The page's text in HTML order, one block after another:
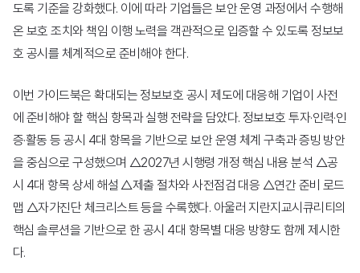
스팸메일 동향 분석
보안 라이브러리
공지사항
뉴스
이벤트
홍보영상
도록 기준을 강화했다. 이에 따라 기업들은 보안 운영 과정에서 수행해
온 보호 조치와 책임 이행 노력을 객관적으로 입증할 수 있도록 정보보
호 공시를 체계적으로 준비해야 한다.
이번 가이드북은 확대되는 정보보호 공시 제도에 대응해 기업이 사전
에 준비해야 할 핵심 항목과 실행 전략을 담았다. 정보보호 투자·인력·인
증·활동 등 공시 4대 항목을 기반으로 보안 운영 체계 구축과 증빙 방안
을 중심으로 구성했으며 △2027년 시행령 개정 핵심 내용 분석 △공
시 4대 항목 상세 해설 △제출 절차와 사전점검 대응 △연간 준비 로드
맵 △자가진단 체크리스트 등을 수록했다. 아울러 지란지교시큐리티의
핵심 솔루션을 기반으로 한 공시 4대 항목별 대응 방향도 함께 제시한
다.